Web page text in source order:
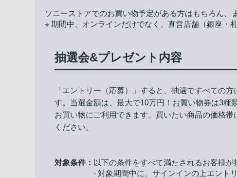
ソニーストアでのお買い物予定がある方はもちろん、
※ 期間中、オンラインだけでなく、直営店舗（銀座・
抽選会&プレゼント内容
「エントリー（応募）」すると、抽選ですべての
す。当選金額は、最大で10万円！お買い物券は3種
お買い物にご利用できます。買いたい商品の価格
ください。
対象条件： 以下の条件をすべて満たされるお客様が
- 対象期間中に、サインインの上エント